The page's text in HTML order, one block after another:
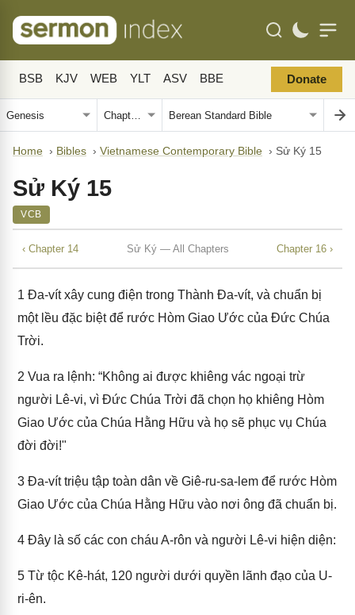
BSB KJV WEB YLT ASV BBE Donate
Home › Bibles › Vietnamese Contemporary Bible › Sử Ký 15
Sử Ký 15
VCB
‹ Chapter 14 Sử Ký — All Chapters Chapter 16 ›
1 Đa-vít xây cung điện trong Thành Đa-vít, và chuẩn bị
một lều đặc biệt để rước Hòm Giao Ước của Đức Chúa
Trời.
2 Vua ra lệnh: “Không ai được khiêng vác ngoại trừ
người Lê-vi, vì Đức Chúa Trời đã chọn họ khiêng Hòm
Giao Ước của Chúa Hằng Hữu và họ sẽ phục vụ Chúa
đời đời!"
3 Đa-vít triệu tập toàn dân về Giê-ru-sa-lem để rước Hòm
Giao Ước của Chúa Hằng Hữu vào nơi ông đã chuẩn bị.
4 Đây là số các con cháu A-rôn và người Lê-vi hiện diện:
5 Từ tộc Kê-hát, 120 người dưới quyền lãnh đạo của U-
ri-ên.